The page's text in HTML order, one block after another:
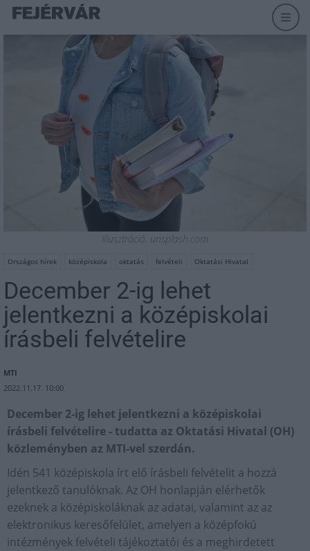
Illusztráció, unsplash.com
Országos hírek középiskola oktatás felvételi Oktatási Hivatal
December 2-ig lehet
jelentkezni a középiskolai
írásbeli felvételire
MTI
2022.11.17. 10:00
December 2-ig lehet jelentkezni a középiskolai
írásbeli felvételire - tudatta az Oktatási Hivatal (OH)
közleményben az MTI-vel szerdán.
Idén 541 középiskola írt elő írásbeli felvételit a hozzá
jelentkező tanulóknak. Az OH honlapján elérhetők
ezeknek a középiskoláknak az adatai, valamint az az
elektronikus keresőfelület, amelyen a középfokú
intézmények felvételi tájékoztatói és a meghirdetett